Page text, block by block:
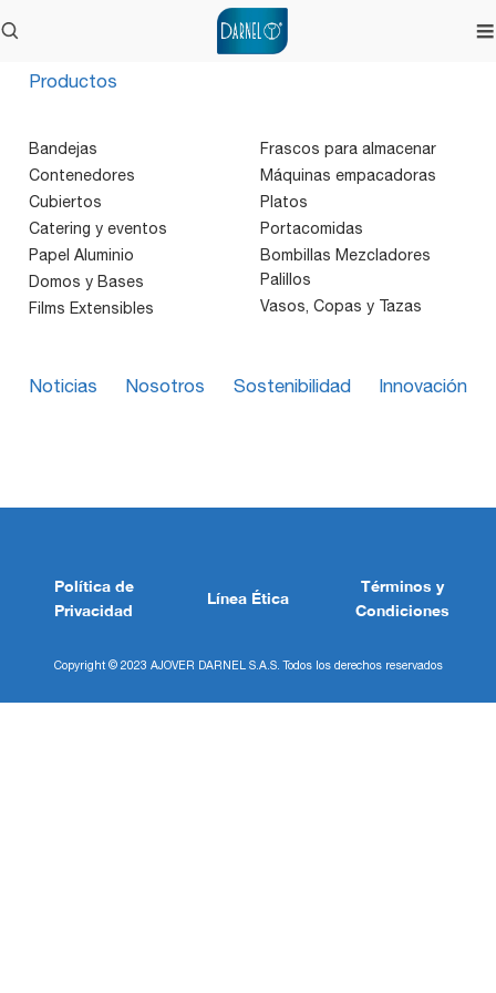
Productos
Bandejas
Contenedores
Cubiertos
Catering y eventos
Papel Aluminio
Domos y Bases
Films Extensibles
Frascos para almacenar
Máquinas empacadoras
Platos
Portacomidas
Bombillas Mezcladores
Palillos
Vasos, Copas y Tazas
Noticias Nosotros Sostenibilidad Innovación
Términos y
Condiciones
Política de
Privacidad
Línea Ética
Copyright © 2023 AJOVER DARNEL S.A.S. Todos los derechos reservados